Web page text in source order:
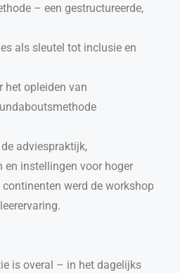
– een gestructureerde,
als sleutel tot inclusie en
het opleiden van
adviespraktijk,
en instellingen voor hoger
werd de workshop
is overal – in het dagelijks